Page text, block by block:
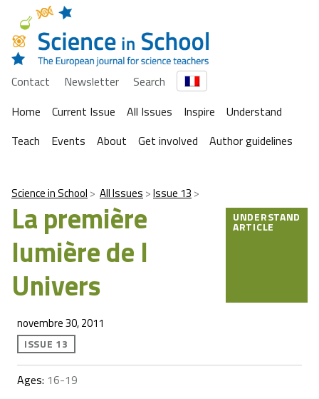
Contact Newsletter
Search
Home
Current Issue All Issues Inspire
Understand
Teach
Events About Get involved Author guidelines
Science in School All Issues Issue 13
La première
lumière de l
Univers
UNDERSTAND
ARTICLE
novembre 30, 2011
ISSUE 13
Ages: 16-19